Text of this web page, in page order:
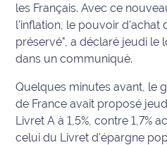
Environnement
Info
route
Justice
Loisirs
les Français. Avec ce
l'inflation, le pouvoir d'achat
préservé", a déclaré jeudi le
dans un communiqué.
Quelques minutes avant, le
de France avait proposé
Livret A à 1,5%, contre 1,7%
celui du Livret d'épargne